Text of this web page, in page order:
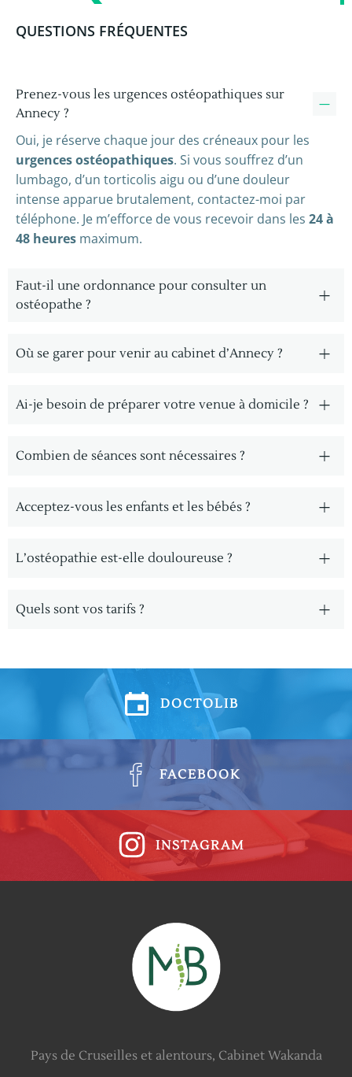
QUESTIONS FRÉQUENTES
Prenez-vous les urgences ostéopathiques sur
Annecy ?
Oui, je réserve chaque jour des créneaux pour les
urgences ostéopathiques. Si vous souffrez d’un
lumbago, d’un torticolis aigu ou d’une douleur
intense apparue brutalement, contactez-moi par
téléphone. Je m’efforce de vous recevoir dans les 24 à
48 heures maximum.
Faut-il une ordonnance pour consulter un
ostéopathe ?
Où se garer pour venir au cabinet d’Annecy ?
Ai-je besoin de préparer votre venue à domicile ?
Combien de séances sont nécessaires ?
Acceptez-vous les enfants et les bébés ?
L’ostéopathie est-elle douloureuse ?
Quels sont vos tarifs ?
DOCTOLIB
FACEBOOK
INSTAGRAM
Pays de Cruseilles et alentours, Cabinet Wakanda